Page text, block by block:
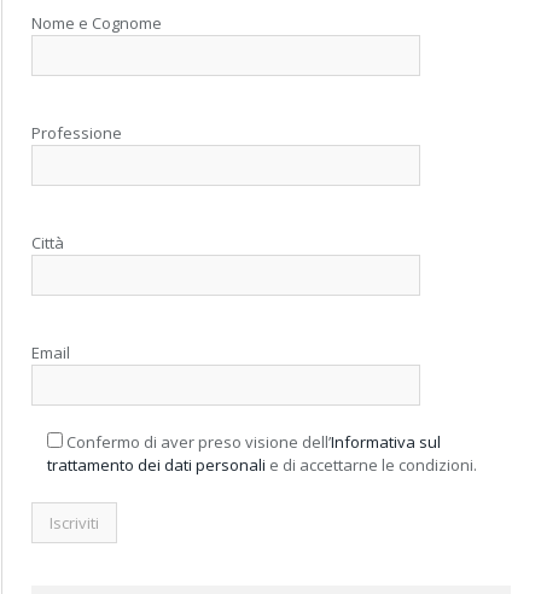
Nome e Cognome
Professione
Città
Email
Confermo di aver preso visione dell’Informativa sul
trattamento dei dati personali e di accettarne le condizioni.